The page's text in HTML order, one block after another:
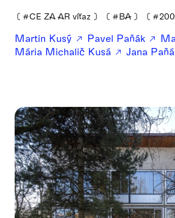
❪ #CE ZA AR víťaz ❫ ❪ #BA ❫ ❪
Martin Kusý Pavel Paňák
Mária Michalič Kusá
Jana